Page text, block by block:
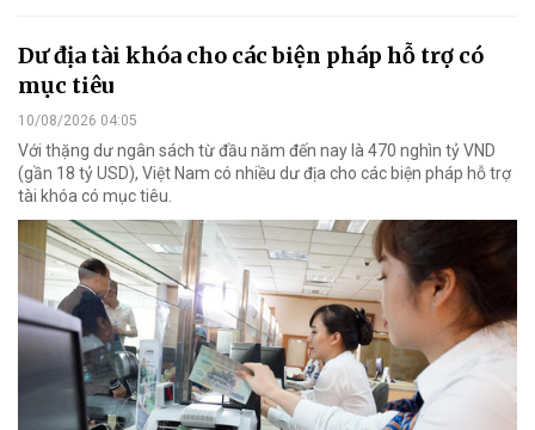
Dư địa tài khóa cho các biện pháp hỗ trợ có
mục tiêu
10/08/2026 04:05
Với thặng dư ngân sách từ đầu năm đến nay là 470 nghìn tỷ VND
(gần 18 tỷ USD), Việt Nam có nhiều dư địa cho các biện pháp hỗ trợ
tài khóa có mục tiêu.